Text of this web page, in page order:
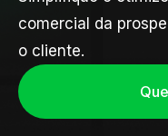
comercial da
o cliente.